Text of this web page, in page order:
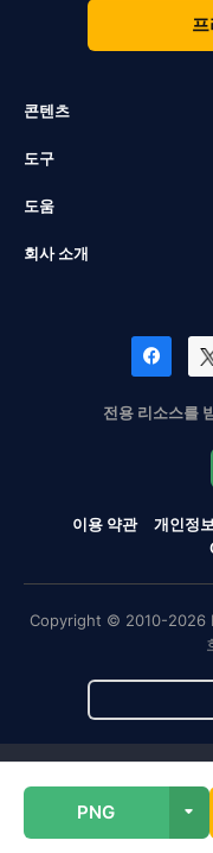
PNG
콘텐츠
도구
도움
회사 소개
전용 리소스를
이용 약관 개인정
Copyright © 2010-2026